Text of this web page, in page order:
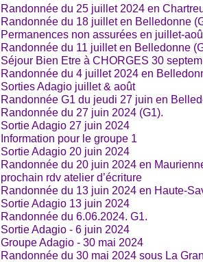
Randonnée du 25 juillet 2024 en
Randonnée du 18 juillet en Belledonne
Permanences non assurées en juillet-
Randonnée du 11 juillet en Belledonne
Séjour Bien Etre à CHORGES 30
Randonnée du 4 juillet 2024 en
Sorties Adagio juillet & août
Randonnée G1 du jeudi 27 juin en
Randonnée du 27 juin 2024 (G1).
Sortie Adagio 27 juin 2024
Information pour le groupe 1
Sortie Adagio 20 juin 2024
Randonnée du 20 juin 2024 en
prochain rdv atelier d’écriture
Randonnée du 13 juin 2024 en Haute-
Sortie Adagio 13 juin 2024
Randonnée du 6.06.2024. G1.
Sortie Adagio - 6 juin 2024
Groupe Adagio - 30 mai 2024
Randonnée du 30 mai 2024 sous La